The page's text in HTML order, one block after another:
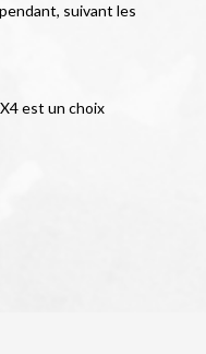
suivant les
est un choix